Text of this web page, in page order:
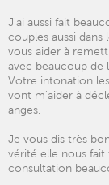
J'ai aussi fait
couples aussi dans
vous aider à
avec beaucoup de
Votre intonation
vont m'aider à
anges.
Je vous dis très
vérité elle nous
consultation